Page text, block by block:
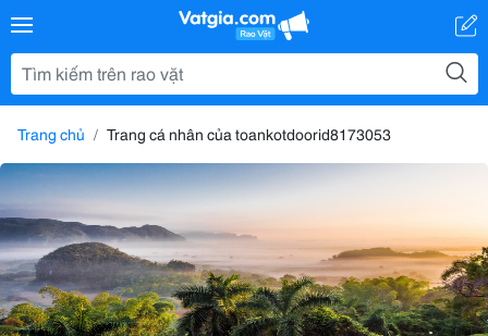
Trang chủ Trang cá nhân của toankotdoorid8173053